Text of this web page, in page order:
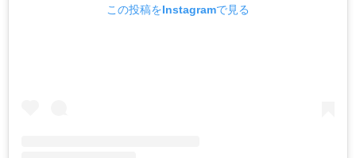
この投稿をInstagramで見る